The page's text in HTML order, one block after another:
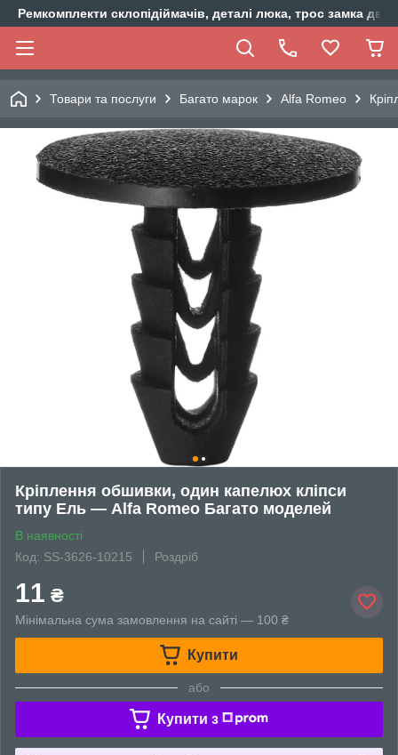
Ремкомплекти склопідіймачів, деталі люка, трос замка
Товари та послуги Багато марок Alfa Romeo
Кріплення обшивки, один капелюх кліпси
типу Ель — Alfa Romeo Багато моделей
В наявності
Код: SS-3626-10215
Роздріб
11 ₴
Мінімальна сума замовлення на сайті — 100 ₴
Купити
або
Купити з